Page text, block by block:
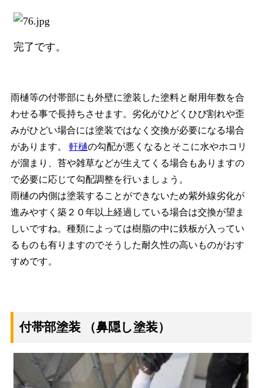
完了です。
雨樋等の付帯部にも外壁に塗装した塗料と耐用年数を合
わせる事で長持ちさせます。劣化がひどくひび割れや歪
みがひどい場合には塗装ではなく交換が必要になる場合
があります。 軒樋の勾配が悪くなるとそこに水やホコリ
が溜まり、苔や雑草などが生えてくる場合もありますの
で必要に応じて勾配調整を行いましょう。
雨樋の内側は塗装することができないため紫外線劣化が
進みやすく築２０年以上経過している場合は交換が望ま
しいですね。種類によっては樹脂の中に鉄板が入ってい
るものも有りますのでそうした耐久性の高いものがおす
すめです。
付帯部塗装 （鼻隠し塗装）